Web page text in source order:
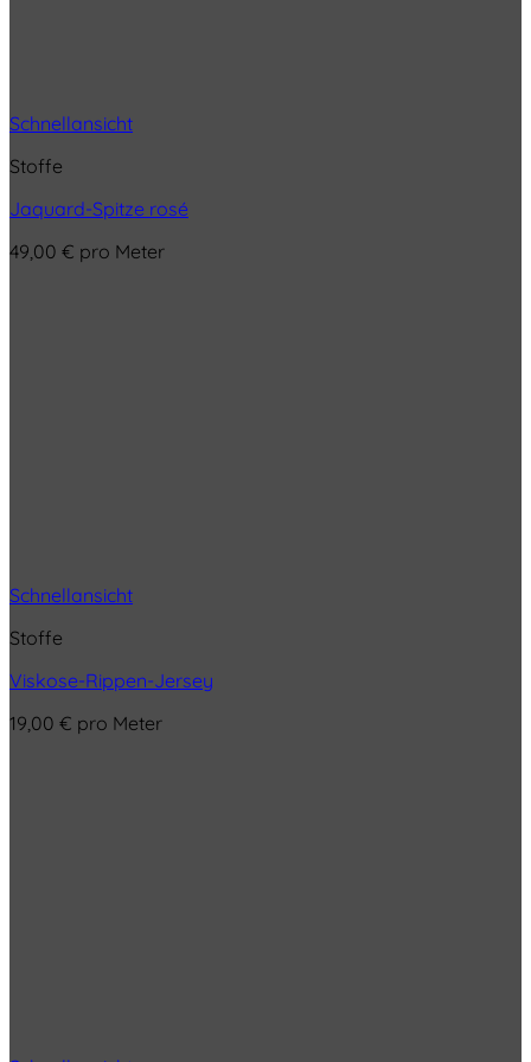
Schnellansicht
Stoffe
Jaquard-Spitze rosé
49,00 € pro Meter
Schnellansicht
Stoffe
Viskose-Rippen-Jersey
19,00 € pro Meter